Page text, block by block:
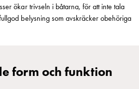
ökar trivseln i båtarna, för att inte tala
belysning som avskräcker obehöriga
form och funktion